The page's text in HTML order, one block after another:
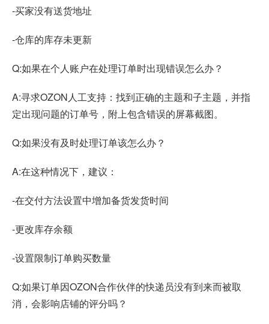
-买家没有送货地址
-仓库的库存未更新
Q:如果在个人账户在处理订单时出现错误怎么办？
A:寻求OZON人工支持：找到正确的主题和子主题，并指
定出现问题的订单号，附上包含错误的屏幕截图。
Q:如果没有及时处理订单该怎么办？
A:在这种情况下，建议：
-在交付方法设置中增加备货发货时间
-更改库存余额
-设置限制订单购买数量
Q:如果订单因OZON合作伙伴的快递员没有到来而被取
消，会影响店铺的评分吗？